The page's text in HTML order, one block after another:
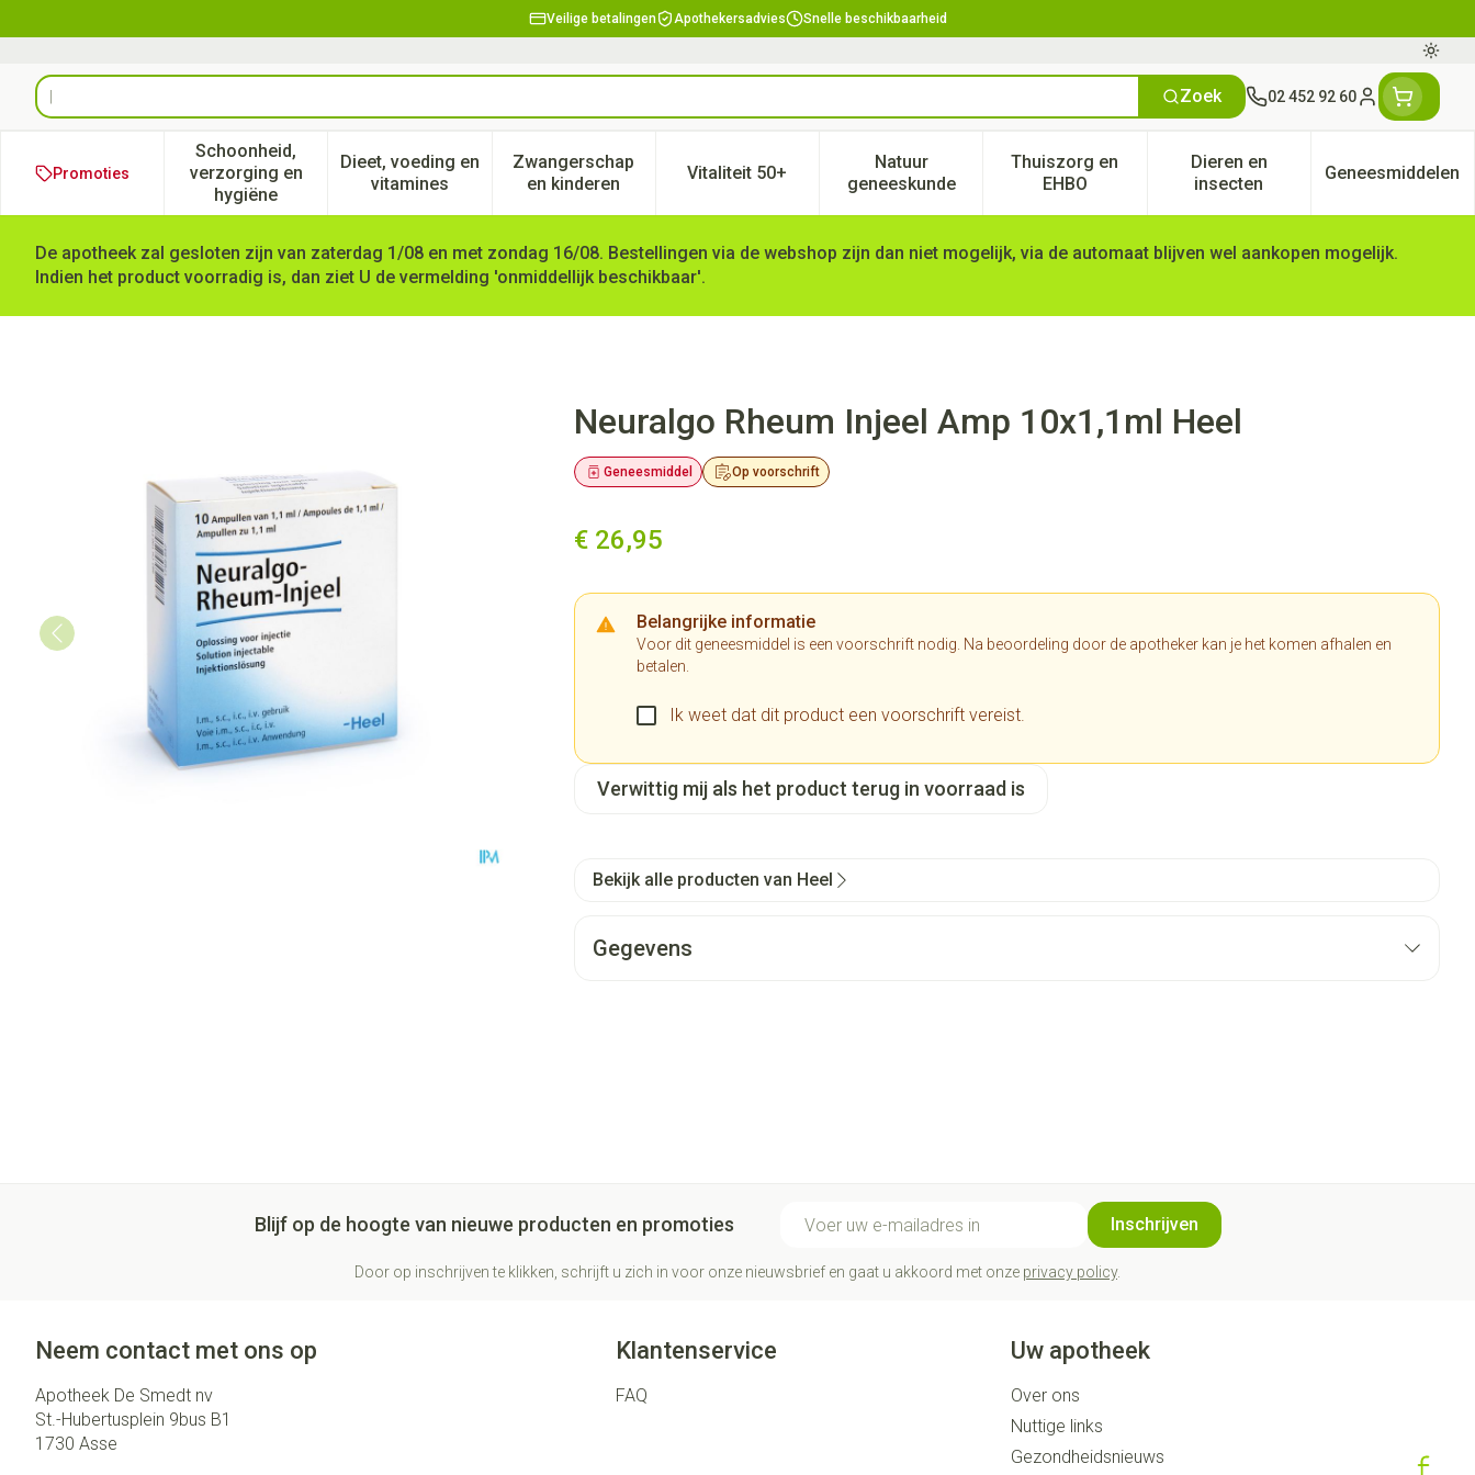
Veilige betalingen Apothekersadvies Snelle beschikbaarheid
Product, merk, categorie... Zoek 02 452 92 60
Klant menu
Promoties
Schoonheid,
verzorging en
hygiëne
Toon submenu voor Schoonheid, verzorging en hygiëne categorie
Dieet, voeding en
vitaminesToon submenu voor Dieet, voeding en vitamines categorie
Zwangerschap
en kinderenToon submenu voor Zwangerschap en kinderen categorie
Vitaliteit 50+Toon submenu voor Vitaliteit 50+ categorie
Natuur
geneeskunde
Toon submenu voor Natuur geneeskunde categorie
Thuiszorg en
EHBOToon submenu voor Thuiszorg en EHBO categorie
Dieren en
insectenToon submenu voor Dieren
Geneesmiddelen
Toon
De apotheek zal gesloten zijn van zaterdag 1/08 en met zondag 16/08. Bestellingen via de webshop zijn dan niet mogelijk, via de automaat blijven wel aankopen mogelijk.
Indien het product voorradig is, dan ziet U de vermelding 'onmiddellijk beschikbaar'.
Neuralgo Rheum Injeel Amp 10x1,1ml HeelNeuralgo Rheum Injeel Amp 10x1,1ml Heel
Op voorschrift
Geneesmiddel
€ 26,95
Belangrijke informatie
Voor dit geneesmiddel is een voorschrift nodig. Na beoordeling door de apotheker kan je het komen afhalen en
betalen.
Ik weet dat dit product een voorschrift vereist.
Verwittig mij als het product terug in voorraad is
Bekijk alle producten van Heel
Gegevens
Blijf op de hoogte van nieuwe producten en promoties Inschrijven
Door op inschrijven te klikken, schrijft u zich in voor onze nieuwsbrief en gaat u akkoord met onze privacy policy.
Neem contact met ons op
Apotheek De Smedt nv
St.-Hubertusplein 9bus B1
1730 Asse
Klantenservice
FAQ
Uw apotheek
Over ons
Nuttige links
Gezondheidsnieuws